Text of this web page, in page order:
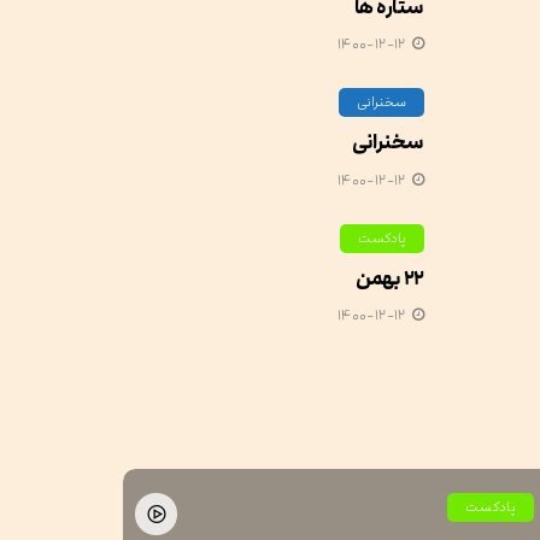
ستاره ها
۱۴۰۰-۱۲-۱۲
سخنرانی
سخنرانی
۱۴۰۰-۱۲-۱۲
پادکست
۲۲ بهمن
۱۴۰۰-۱۲-۱۲
پادکست